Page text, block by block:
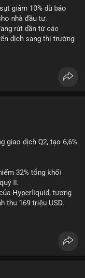
giảm 10% dù báo
nhà đầu tư.
rút dần từ các
dịch sang thị trường
sự luân chuyển dòng
#ai #investing
giao dịch Q2, tạo 6,6%
32% tổng khối
II.
Hyperliquid, tương
thu 169 triệu USD.
trung.